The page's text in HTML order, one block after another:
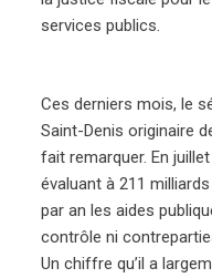
services publics.
Ces derniers mois, le
Saint-Denis originaire
fait remarquer. En
évaluant à 211 milliards
par an les aides
contrôle ni
Un chiffre qu’il a